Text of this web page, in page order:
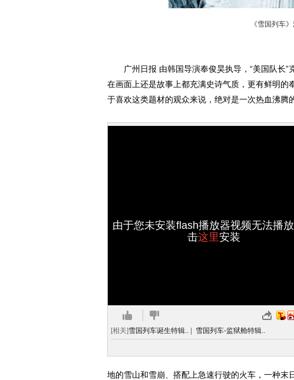
《雪国列车
广州日报 由韩国导演奉俊昊执导，“美国队长”
在画面上还是故事上都充满史诗气质，更有鲜明
于喜欢这类题材的观众来说，绝对是一次热血沸腾
由于您未安装flash播放器视频无法播
击这里安装
[相关]雪国列车诞生特辑.. 雪国列车-监狱舱特辑..
地的雪山和雪崩、搭配上急速行驶的火车，一种